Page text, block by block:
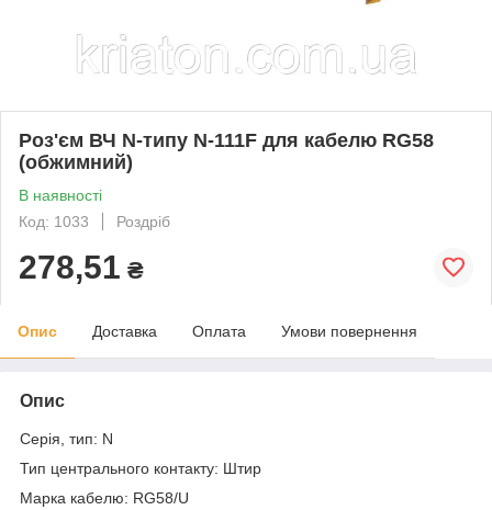
Роз'єм ВЧ N-типу N-111F для кабелю RG58
(обжимний)
В наявності
Код: 1033
Роздріб
278,51 ₴
Опис Доставка Оплата Умови повернення
Опис
Серія, тип: N
Тип центрального контакту: Штир
Марка кабелю: RG58/U